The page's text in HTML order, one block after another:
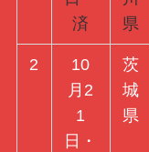
済
県
2
10
月2
1
日・
茨
城
県